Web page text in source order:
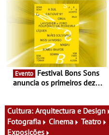
Documentário, ensaio
fílmico e práticas artísticas
Evento
anuncia os primeiros dez
Cultura: Arquitectura e Design
Fotografia
Cinema Teatro
Exposições